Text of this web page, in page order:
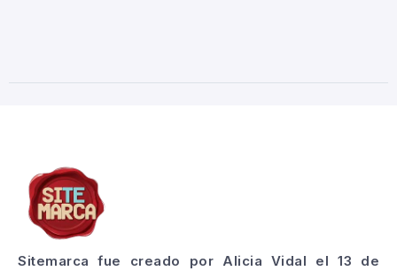
Sitemarca fue creado por Alicia Vidal el 13 de